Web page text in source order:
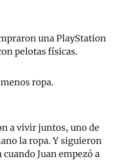
una PlayStation
pelotas físicas.
ropa.
a vivir juntos, uno de
la ropa. Y siguieron
Juan empezó a